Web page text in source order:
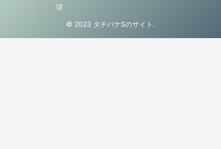
項
© 2023 タチバナSのサイト.